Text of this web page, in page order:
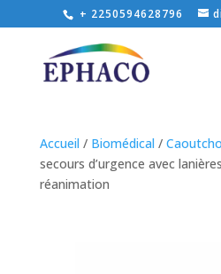
+ 2250594628796
Accueil / Biomédical /
secours d’urgence avec
réanimation